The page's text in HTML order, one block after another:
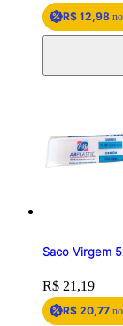
R$ 12,98
Saco Virgem
Price:
R$ 21,19
R$ 20,77